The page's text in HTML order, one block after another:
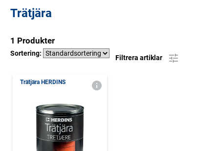
Trätjära
1 Produkter
Sortering:
Filtrera artiklar
Trätjära HERDINS